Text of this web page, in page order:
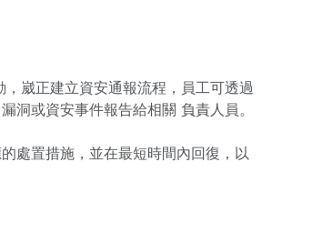
崴正建立資安通報流程，員工可透過
洞或資安事件報告給相關 負責人員。
處置措施，並在最短時間內回復，以